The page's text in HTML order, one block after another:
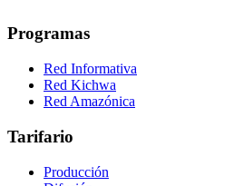
Programas
Red Informativa
Red Kichwa
Red Amazónica
Tarifario
Producción